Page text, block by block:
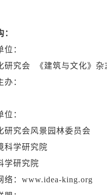
位：
研究会 《建筑与文化》杂
办：
位：
研究会风景园林委员会
科学研究院
学研究院
络：www.idea-king.org